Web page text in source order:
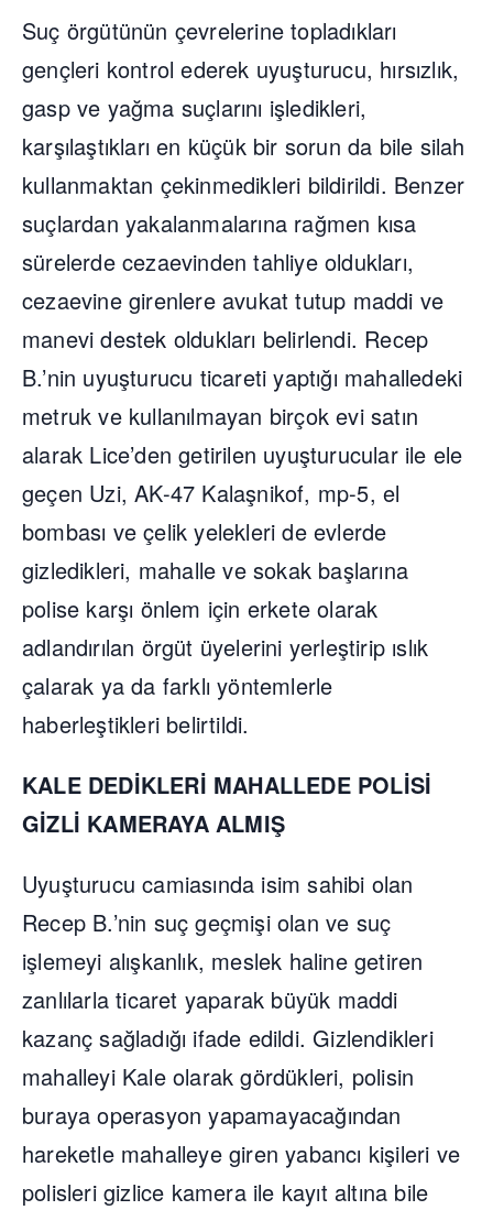
Suç örgütünün çevrelerine topladıkları
gençleri kontrol ederek uyuşturucu, hırsızlık,
gasp ve yağma suçlarını işledikleri,
karşılaştıkları en küçük bir sorun da bile silah
kullanmaktan çekinmedikleri bildirildi. Benzer
suçlardan yakalanmalarına rağmen kısa
sürelerde cezaevinden tahliye oldukları,
cezaevine girenlere avukat tutup maddi ve
manevi destek oldukları belirlendi. Recep
B.’nin uyuşturucu ticareti yaptığı mahalledeki
metruk ve kullanılmayan birçok evi satın
alarak Lice’den getirilen uyuşturucular ile ele
geçen Uzi, AK-47 Kalaşnikof, mp-5, el
bombası ve çelik yelekleri de evlerde
gizledikleri, mahalle ve sokak başlarına
polise karşı önlem için erkete olarak
adlandırılan örgüt üyelerini yerleştirip ıslık
çalarak ya da farklı yöntemlerle
haberleştikleri belirtildi.
KALE DEDİKLERİ MAHALLEDE POLİSİ
GİZLİ KAMERAYA ALMIŞ
Uyuşturucu camiasında isim sahibi olan
Recep B.’nin suç geçmişi olan ve suç
işlemeyi alışkanlık, meslek haline getiren
zanlılarla ticaret yaparak büyük maddi
kazanç sağladığı ifade edildi. Gizlendikleri
mahalleyi Kale olarak gördükleri, polisin
buraya operasyon yapamayacağından
hareketle mahalleye giren yabancı kişileri ve
polisleri gizlice kamera ile kayıt altına bile